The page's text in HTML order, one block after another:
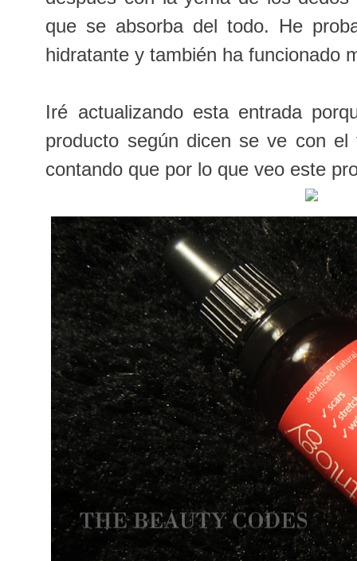
que se absorba del todo. He
hidratante y también ha funcionado
Iré actualizando esta entrada
producto según dicen se ve con
contando que por lo que veo este